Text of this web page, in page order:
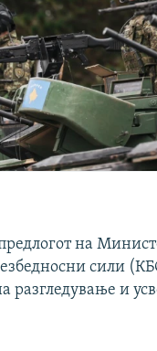
на
сили
разгледување и